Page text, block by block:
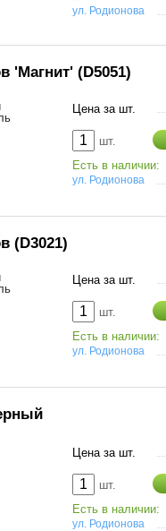
ул. Родионова
'Магнит' (D5051)
Цена за шт.
шт.
Есть в наличии:
ул. Родионова
(D3021)
Цена за шт.
шт.
Есть в наличии:
ул. Родионова
Цена за шт.
шт.
Есть в наличии:
ул. Родионова